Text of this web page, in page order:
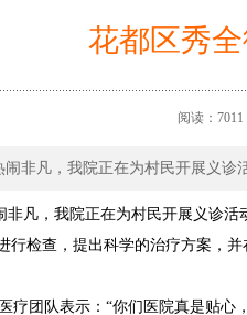
花都区秀
阅读：
非凡，我院正在为村民开展义诊
凡，我院正在为村民开展义诊活
行检查，提出科学的治疗方案 ，
疗团队表示： “你们医院真是贴心